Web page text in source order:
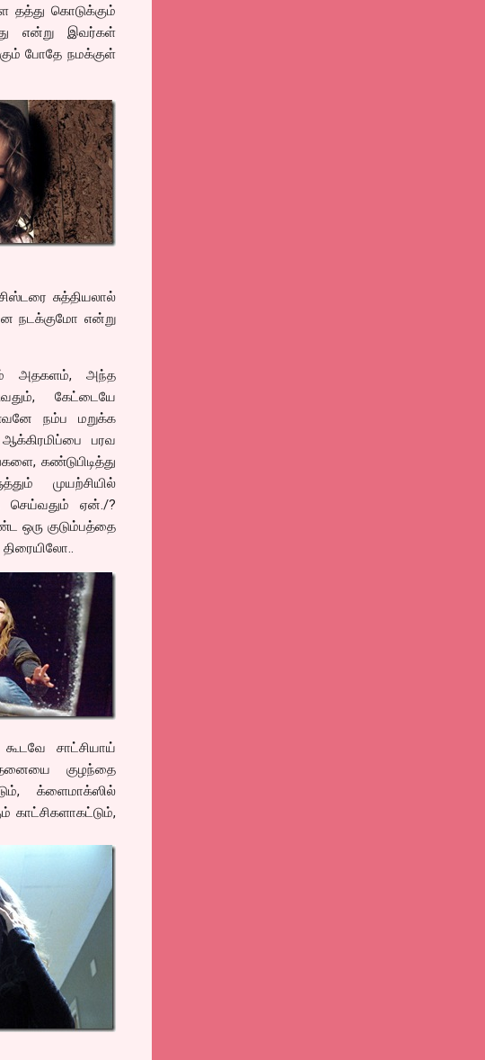
கொடுக்கும்
என்று இவர்கள்
போதே நமக்குள்
சுத்தியலால்
நடக்குமோ என்று
அதகளம், அந்த
கேட்டையே
நம்ப மறுக்க
பரவ
கண்டுபிடித்து
முயற்சியில்
செய்வதும் ஏன்./?
ஒரு குடும்பத்தை
சாட்சியாய்
குழந்தை
க்ளைமாக்ஸில்
காட்சிகளாகட்டும்,